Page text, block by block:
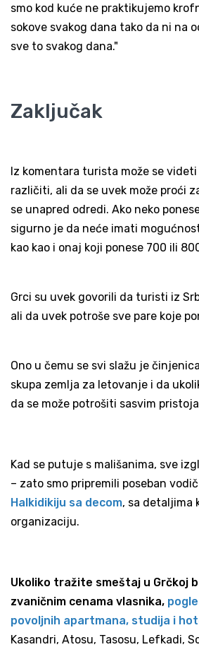
smo kod kuće ne praktikujemo
sokove svakog dana tako da ni na
sve to svakog dana."
Zaključak
Iz komentara turista može se
različiti, ali da se uvek može proći
se unapred odredi. Ako neko
sigurno je da neće imati
kao kao i onaj koji ponese 700 ili
Grci su uvek govorili da turisti iz
ali da uvek potroše sve pare koje
Ono u čemu se svi slažu je
skupa zemlja za letovanje i da
da se može potrošiti sasvim
Kad se putuje s mališanima, sve
– zato smo pripremili poseban
Halkidikiju sa decom, sa detaljima
organizaciju.
Ukoliko tražite smeštaj u Grčkoj
zvaničnim cenama vlasnika,
povoljnih apartmana, studija i
Kasandri, Atosu, Tasosu, Lefkadi,